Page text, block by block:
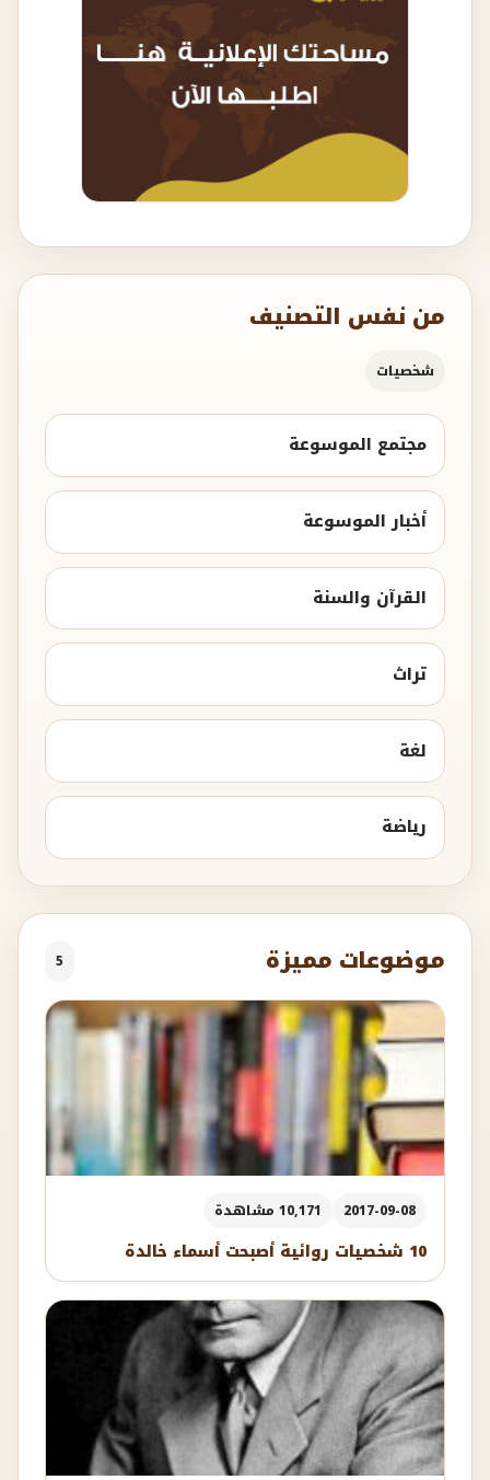
من نفس التصنيف
شخصيات
مجتمع الموسوعة
أخبار الموسوعة
القرآن والسنة
تراث
لغة
رياضة
موضوعات مميزة 5
2017-09-08 10,171 مشاهدة
10 شخصيات روائية أصبحت أسماء خالدة